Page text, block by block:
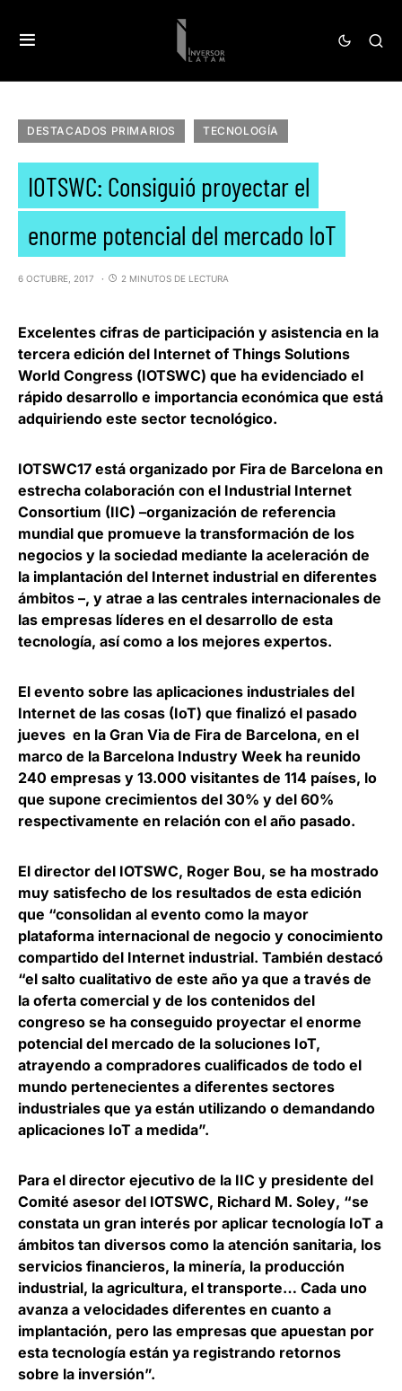
DESTACADOS PRIMARIOS TECNOLOGÍA
IOTSWC: Consiguió proyectar el
enorme potencial del mercado IoT
6 OCTUBRE, 2017 2 MINUTOS DE LECTURA
Excelentes cifras de participación y asistencia en la
tercera edición del Internet of Things Solutions
World Congress (IOTSWC) que ha evidenciado el
rápido desarrollo e importancia económica que está
adquiriendo este sector tecnológico.
IOTSWC17 está organizado por Fira de Barcelona en
estrecha colaboración con el Industrial Internet
Consortium (IIC) –organización de referencia
mundial que promueve la transformación de los
negocios y la sociedad mediante la aceleración de
la implantación del Internet industrial en diferentes
ámbitos –, y atrae a las centrales internacionales de
las empresas líderes en el desarrollo de esta
tecnología, así como a los mejores expertos.
El evento sobre las aplicaciones industriales del
Internet de las cosas (IoT) que finalizó el pasado
jueves en la Gran Via de Fira de Barcelona, en el
marco de la Barcelona Industry Week ha reunido
240 empresas y 13.000 visitantes de 114 países, lo
que supone crecimientos del 30% y del 60%
respectivamente en relación con el año pasado.
El director del IOTSWC, Roger Bou, se ha mostrado
muy satisfecho de los resultados de esta edición
que “consolidan al evento como la mayor
plataforma internacional de negocio y conocimiento
compartido del Internet industrial. También destacó
“el salto cualitativo de este año ya que a través de
la oferta comercial y de los contenidos del
congreso se ha conseguido proyectar el enorme
potencial del mercado de la soluciones IoT,
atrayendo a compradores cualificados de todo el
mundo pertenecientes a diferentes sectores
industriales que ya están utilizando o demandando
aplicaciones IoT a medida”.
Para el director ejecutivo de la IIC y presidente del
Comité asesor del IOTSWC, Richard M. Soley, “se
constata un gran interés por aplicar tecnología IoT a
ámbitos tan diversos como la atención sanitaria, los
servicios financieros, la minería, la producción
industrial, la agricultura, el transporte… Cada uno
avanza a velocidades diferentes en cuanto a
implantación, pero las empresas que apuestan por
esta tecnología están ya registrando retornos
sobre la inversión”.